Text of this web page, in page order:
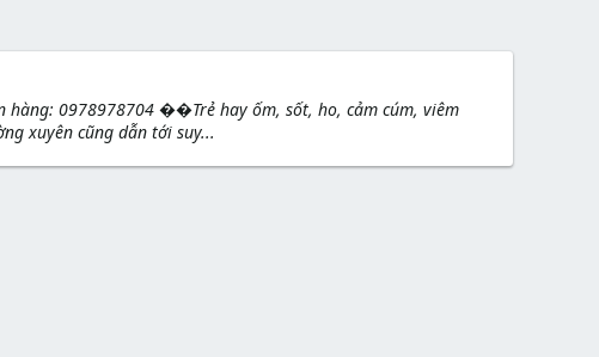
hàng: 0978978704 ��Trẻ hay ốm, sốt, ho, cảm cúm, viêm
xuyên cũng dẫn tới suy...